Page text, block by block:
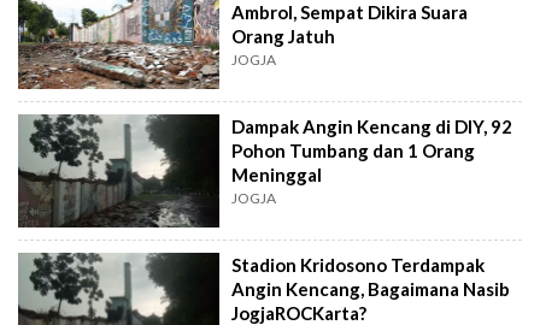
Ambrol, Sempat Dikira Suara
Orang Jatuh
JOGJA
Dampak Angin Kencang di DIY, 92
Pohon Tumbang dan 1 Orang
Meninggal
JOGJA
Stadion Kridosono Terdampak
Angin Kencang, Bagaimana Nasib
JogjaROCKarta?